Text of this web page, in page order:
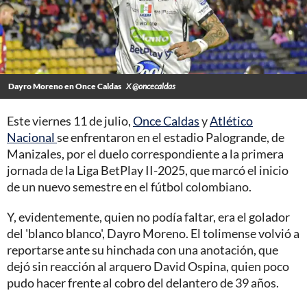
Dayro Moreno en Once Caldas X @oncecaldas
Este viernes 11 de julio,Once CaldasyAtlético
Nacionalse enfrentaron en el estadio Palogrande, de
Manizales, por el duelo correspondiente a la primera
jornada de la Liga BetPlay II-2025, que marcó el inicio
de un nuevo semestre en el fútbol colombiano.
Y, evidentemente, quien no podía faltar, era el golador
del 'blanco blanco', Dayro Moreno. El tolimense volvió a
reportarse ante su hinchada con una anotación, que
dejó sin reacción al arquero David Ospina, quien poco
pudo hacer frente al cobro del delantero de 39 años.